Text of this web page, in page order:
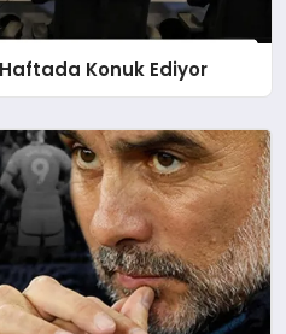
Konuk Ediyor